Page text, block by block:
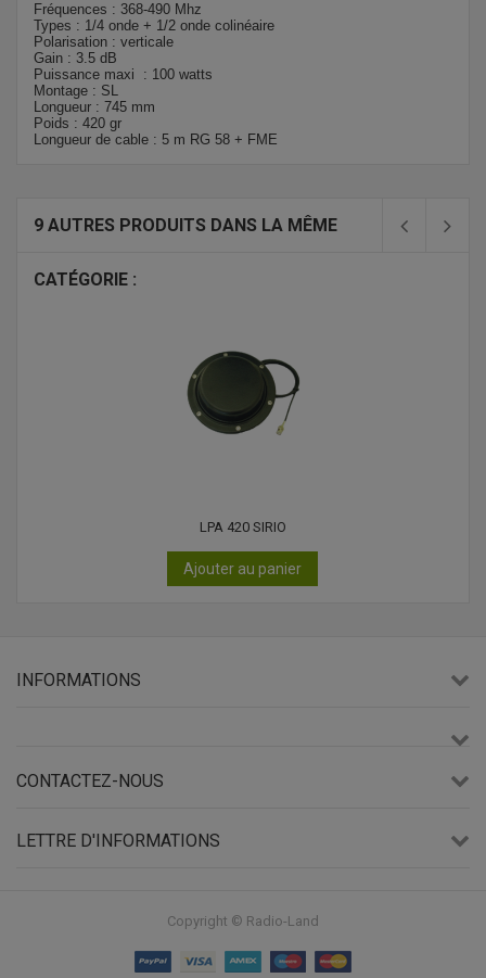
Fréquences : 368-490 Mhz
Types : 1/4 onde + 1/2 onde colinéaire
Polarisation : verticale
Gain : 3.5 dB
Puissance maxi : 100 watts
Montage : SL
Longueur : 745 mm
Poids : 420 gr
Longueur de cable : 5 m RG 58 + FME
9 AUTRES PRODUITS DANS LA MÊME
CATÉGORIE :
LPA 420 SIRIO
Ajouter au panier
INFORMATIONS
CONTACTEZ-NOUS
LETTRE D'INFORMATIONS
Copyright © Radio-Land